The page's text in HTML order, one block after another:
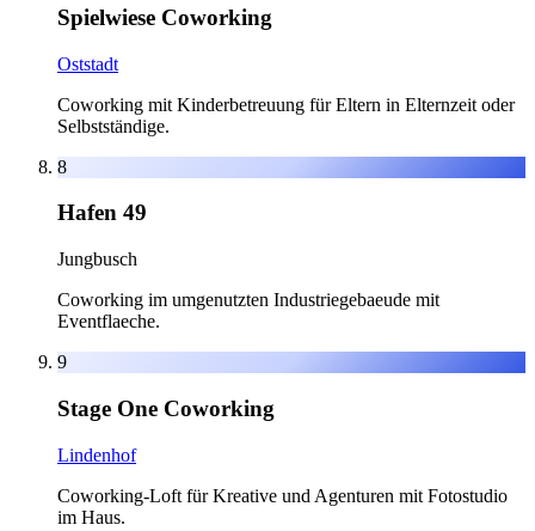
Spielwiese Coworking
Oststadt
Coworking mit Kinderbetreuung für Eltern in Elternzeit oder
Selbstständige.
8
Hafen 49
Jungbusch
Coworking im umgenutzten Industriegebaeude mit
Eventflaeche.
9
Stage One Coworking
Lindenhof
Coworking-Loft für Kreative und Agenturen mit Fotostudio
im Haus.